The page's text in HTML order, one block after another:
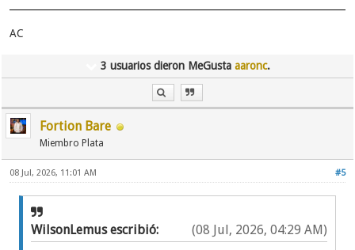
AC
3 usuarios dieron MeGusta aaronc.
Fortion Bare
Miembro Plata
#5
08 Jul, 2026, 11:01 AM
(08 Jul, 2026, 04:29 AM)
WilsonLemus escribió: